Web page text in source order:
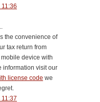
the convenience of
tax return from
device with
information visit our
license code we